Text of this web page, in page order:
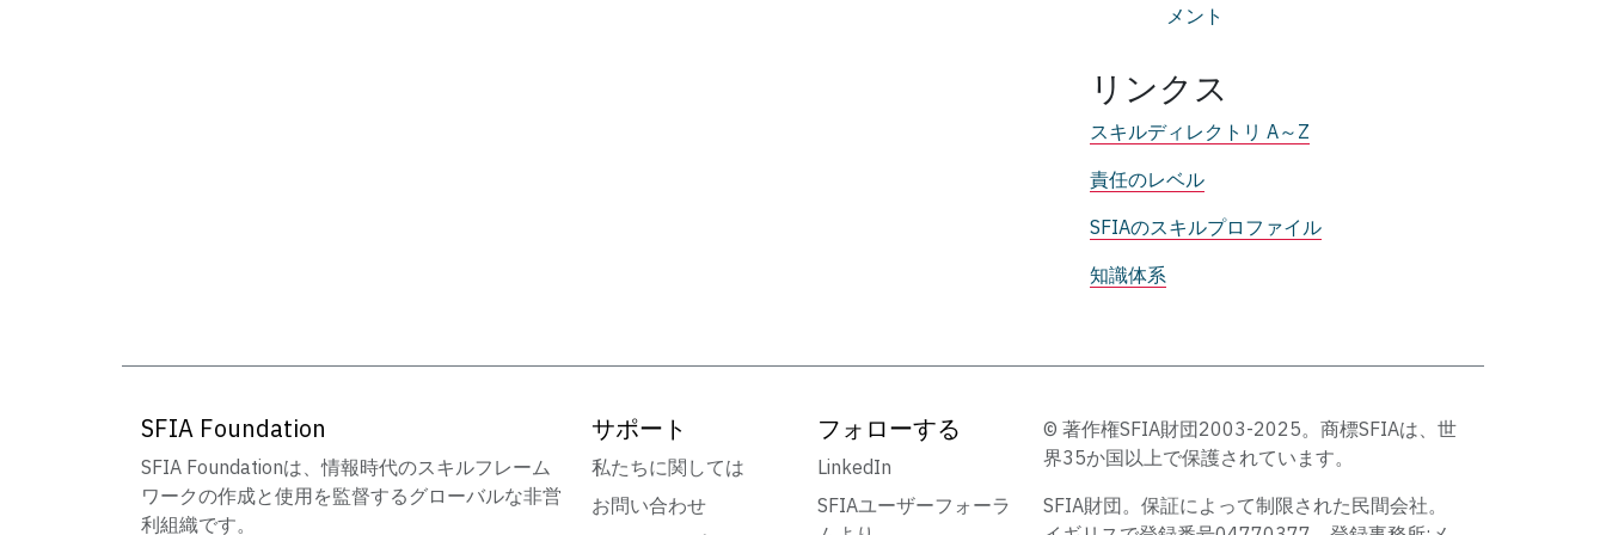
メント
リンクス
スキルディレクトリ A～Z
責任のレベル
SFIAのスキルプロファイル
知識体系
SFIA Foundation
SFIA Foundationは、情報時代のスキルフレーム
ワークの作成と使用を監督するグローバルな非営
利組織です。
サポート
私たちに関しては
お問い合わせ
フォローする
LinkedIn
SFIAユーザーフォーラ
© 著作権SFIA財団2003-2025。商標SFIAは、世
界35か国以上で保護されています。
SFIA財団。保証によって制限された民間会社。